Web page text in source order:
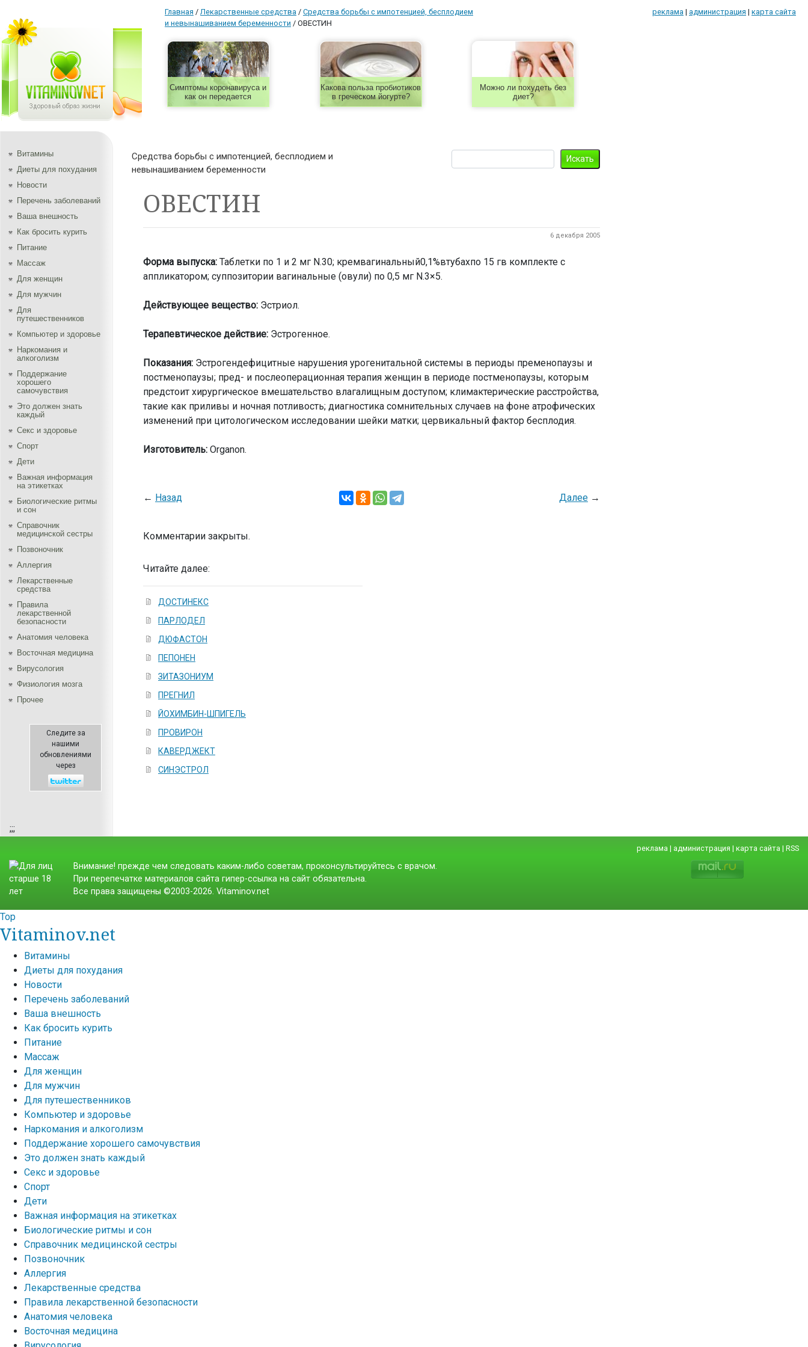
Главная / Лекарственные средства / Средства борьбы с импотенцией, бесплодием
и невынашиванием беременности / ОВЕСТИН
реклама | администрация | карта сайта
Симптомы коронавируса и
как он передается
Какова польза пробиотиков
в греческом йогурте?
Можно ли похудеть без
диет?
Витамины
Диеты для похудания
Новости
Перечень заболеваний
Ваша внешность
Как бросить курить
Питание
Массаж
Для женщин
Для мужчин
Для
путешественников
Компьютер и здоровье
Наркомания и
алкоголизм
Поддержание
хорошего
самочувствия
Это должен знать
каждый
Секс и здоровье
Спорт
Дети
Важная информация
на этикетках
Биологические ритмы
и сон
Справочник
медицинской сестры
Позвоночник
Аллергия
Лекарственные
средства
Правила
лекарственной
безопасности
Aнатомия человека
Восточная медицина
Вирусология
Физиология мозга
Прочее
Следите за
нашими
обновлениями
через
;;;
Средства борьбы с импотенцией, бесплодием и
невынашиванием беременности
ОВЕСТИН
6 декабря 2005
Форма выпуска: Таблетки по 1 и 2 мг N.30; кремвагинальный0,1%втубахпо 15 гв комплекте с
аппликатором; суппозитории вагинальные (овули) по 0,5 мг N.3×5.
Действующее вещество: Эстриол.
Терапевтическое действие: Эстрогенное.
Показания: Эстрогендефицитные нарушения урогенитальной системы в периоды пременопаузы и
постменопаузы; пред- и послеоперационная терапия женщин в периоде постменопаузы, которым
предстоит хирургическое вмешательство влагалищным доступом; климактерические расстройства,
такие как приливы и ночная потливость; диагностика сомнительных случаев на фоне атрофических
изменений при цитологическом исследовании шейки матки; цервикальный фактор бесплодия.
Изготовитель: Organon.
← Назад Далее→
Комментарии закрыты.
Читайте далее:
ДОСТИНЕКС
ПАРЛОДЕЛ
ДЮФАСТОН
ПЕПОНЕН
ЗИТАЗОНИУМ
ПРЕГНИЛ
ЙОХИМБИН-ШПИГЕЛЬ
ПРОВИРОН
КАВЕРДЖЕКТ
СИНЭСТРОЛ
реклама | администрация | карта сайта | RSS
Внимание! прежде чем следовать каким-либо советам, проконсультируйтесь с врачом.
При перепечатке материалов сайта гипер-ссылка на сайт обязательна.
Все права защищены ©2003-2026. Vitaminov.net
Top
Vitaminov.net
Витамины
Диеты для похудания
Новости
Перечень заболеваний
Ваша внешность
Как бросить курить
Питание
Массаж
Для женщин
Для мужчин
Для путешественников
Компьютер и здоровье
Наркомания и алкоголизм
Поддержание хорошего самочувствия
Это должен знать каждый
Секс и здоровье
Спорт
Дети
Важная информация на этикетках
Биологические ритмы и сон
Справочник медицинской сестры
Позвоночник
Аллергия
Лекарственные средства
Правила лекарственной безопасности
Aнатомия человека
Восточная медицина